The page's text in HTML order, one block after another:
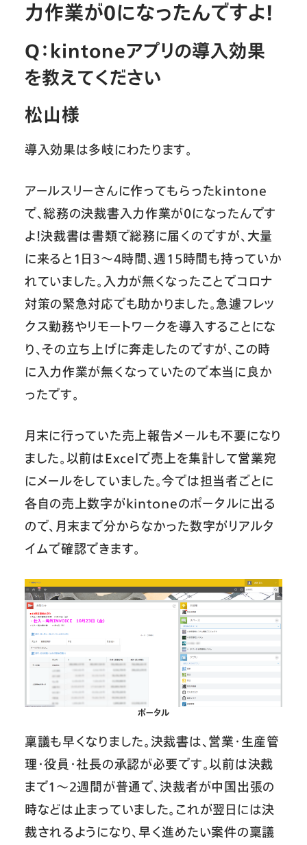
力作業が0になったんですよ！
Q：kintoneアプリの導入効果
を教えてください
松山様
導入効果は多岐にわたります。
アールスリーさんに作ってもらったkintone
で、総務の決裁書入力作業が0になったんです
よ！決裁書は書類で総務に届くのですが、大量
に来ると1日3〜4時間、週15時間も持っていか
れていました。入力が無くなったことでコロナ
対策の緊急対応でも助かりました。急遽フレッ
クス勤務やリモートワークを導入することにな
り、その立ち上げに奔走したのですが、この時
に入力作業が無くなっていたので本当に良か
ったです。
月末に行っていた売上報告メールも不要になり
ました。以前はExcelで売上を集計して営業宛
にメールをしていました。今では担当者ごとに
各自の売上数字がkintoneのポータルに出る
ので、月末まで分からなかった数字がリアルタ
イムで確認できます。
ポータル
稟議も早くなりました。決裁書は、営業・生産管
理・役員・社長の承認が必要です。以前は決裁
まで1〜2週間が普通で、決裁者が中国出張の
時などは止まっていました。これが翌日には決
裁されるようになり、早く進めたい案件の稟議